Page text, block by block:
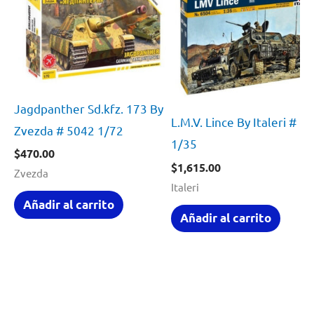
Jagdpanther Sd.kfz. 173 By
Zvezda # 5042 1/72
$470.00
Zvezda
Añadir al carrito
L.M.V. Lince By Italeri #
1/35
$1,615.00
Italeri
Añadir al carrito